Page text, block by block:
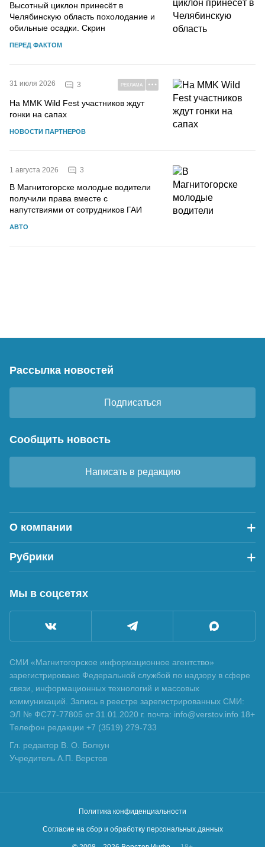
Высотный циклон принесёт в
Челябинскую область похолодание и
обильные осадки. Скрин
ПЕРЕД ФАКТОМ
31 июля 2026 3 РЕКЛАМА
На MMK Wild Fest участников ждут
гонки на сапах
НОВОСТИ ПАРТНЕРОВ
1 августа 2026 3
В Магнитогорске молодые водители
получили права вместе с
напутствиями от сотрудников ГАИ
АВТО
Рассылка новостей
Подписаться
Сообщить новость
Написать в редакцию
О компании
Рубрики
Мы в соцсетях
СМИ «Магнитогорское информационное агентство»
зарегистрировано Федеральной службой по надзору в сфере
связи, информационных технологий и массовых
коммуникаций. Запись в реестре зарегистрированных СМИ:
ЭЛ № ФС77-77805 от 31.01.2020 г. почта: info@verstov.info 18+
Телефон редакции +7 (3519) 279-733
Гл. редактор В. О. Болкун
Учредитель А.П. Верстов
Политика конфиденциальности
Согласие на сбор и обработку персональных данных